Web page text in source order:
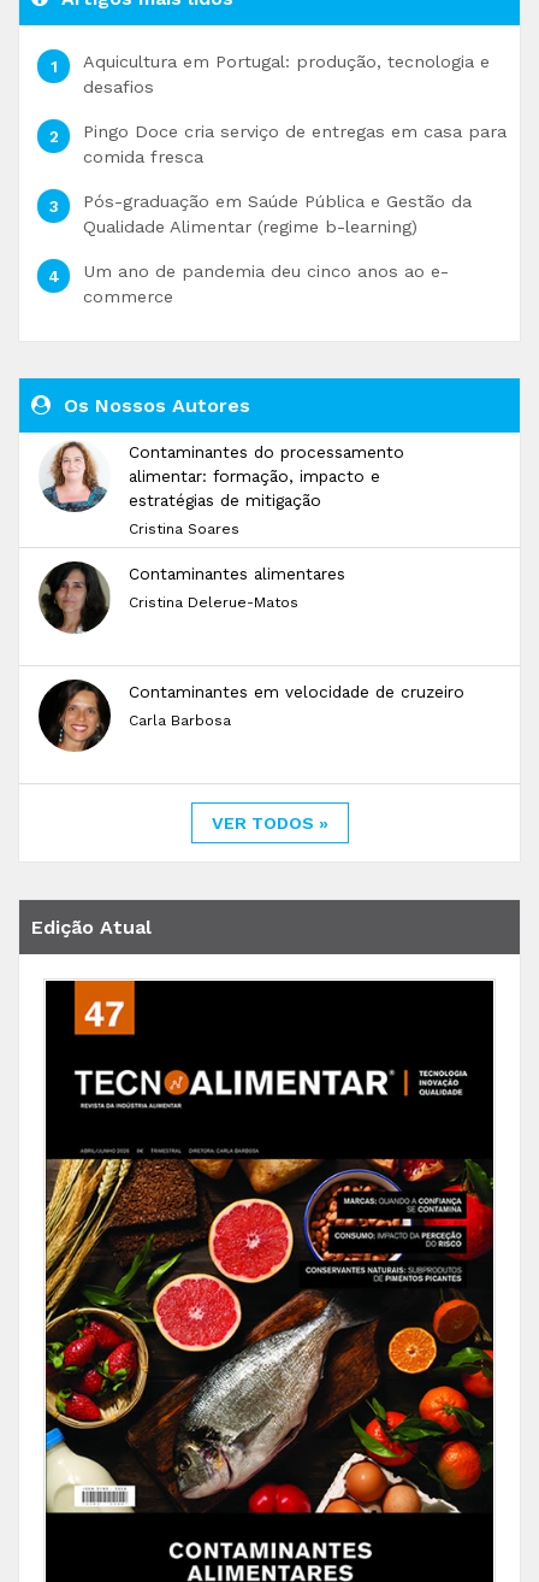
Aquicultura em Portugal: produção, tecnologia e
desafios
Pingo Doce cria serviço de entregas em casa para
comida fresca
Pós-graduação em Saúde Pública e Gestão da
Qualidade Alimentar (regime b-learning)
Um ano de pandemia deu cinco anos ao e-
commerce
Os Nossos Autores
Contaminantes do processamento
alimentar: formação, impacto e
estratégias de mitigação
Cristina Soares
Contaminantes alimentares
Cristina Delerue-Matos
Contaminantes em velocidade de cruzeiro
Carla Barbosa
VER TODOS »
Edição Atual